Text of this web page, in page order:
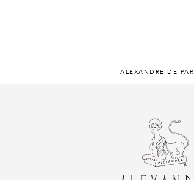
ALEXANDRE DE